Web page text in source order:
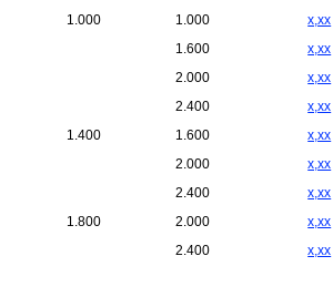
1.000
1.000
x,xx
1.600
x,xx
2.000
x,xx
2.400
x,xx
1.400
1.600
x,xx
2.000
x,xx
2.400
x,xx
1.800
2.000
x,xx
2.400
x,xx